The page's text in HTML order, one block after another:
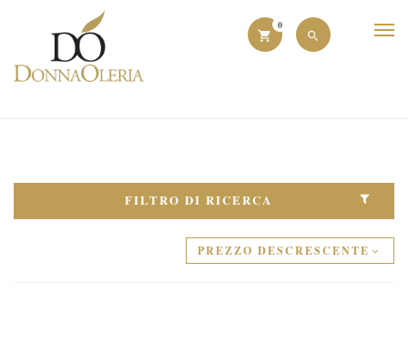
0
FILTRO DI RICERCA
PREZZO DESCRESCENTE